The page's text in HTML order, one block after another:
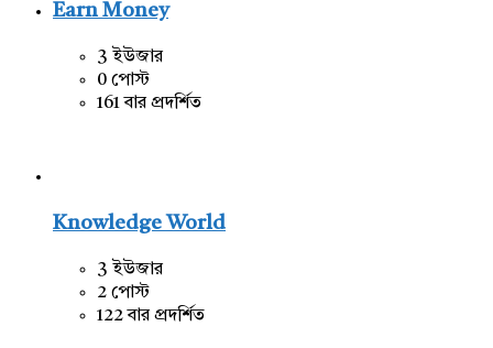
Earn Money
3 ইউজার
0 পোস্ট
161 বার প্রদর্শিত
Knowledge World
3 ইউজার
2 পোস্ট
122 বার প্রদর্শিত